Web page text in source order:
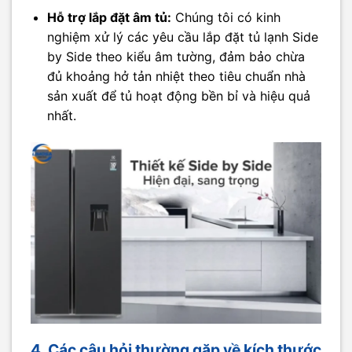
Hỗ trợ lắp đặt âm tủ: Chúng tôi có kinh
nghiệm xử lý các yêu cầu lắp đặt tủ lạnh Side
by Side theo kiểu âm tường, đảm bảo chừa
đủ khoảng hở tản nhiệt theo tiêu chuẩn nhà
sản xuất để tủ hoạt động bền bỉ và hiệu quả
nhất.